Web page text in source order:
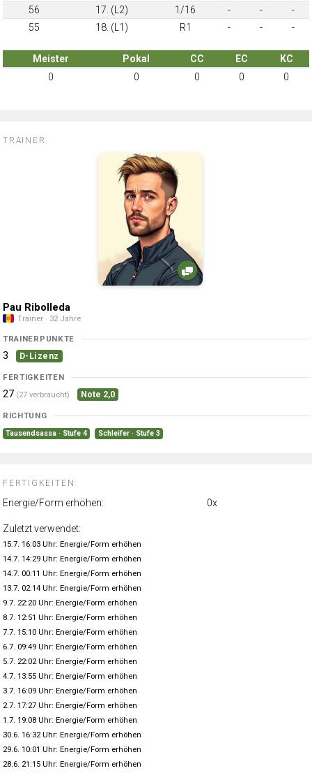
56
17. (L2) 1/16 - -
-
55
18. (L1) R1 - - -
Meister Pokal CC EC
KC
0
0 0 0 0
TRAINER:
Pau Ribolleda
Trainer · 32 Jahre
TRAINERPUNKTE
3 D-Lizenz
FERTIGKEITEN
27 (27 verbraucht) Note 2,0
RICHTUNG
Tausendsassa · Stufe 4 Schleifer · Stufe 3
FERTIGKEITEN:
Energie/Form erhöhen: 0x
Zuletzt verwendet:
15.7. 16:03 Uhr: Energie/Form erhöhen
14.7. 14:29 Uhr: Energie/Form erhöhen
14.7. 00:11 Uhr: Energie/Form erhöhen
13.7. 02:14 Uhr: Energie/Form erhöhen
9.7. 22:20 Uhr: Energie/Form erhöhen
8.7. 12:51 Uhr: Energie/Form erhöhen
7.7. 15:10 Uhr: Energie/Form erhöhen
6.7. 09:49 Uhr: Energie/Form erhöhen
5.7. 22:02 Uhr: Energie/Form erhöhen
4.7. 13:55 Uhr: Energie/Form erhöhen
3.7. 16:09 Uhr: Energie/Form erhöhen
2.7. 17:27 Uhr: Energie/Form erhöhen
1.7. 19:08 Uhr: Energie/Form erhöhen
30.6. 16:32 Uhr: Energie/Form erhöhen
29.6. 10:01 Uhr: Energie/Form erhöhen
28.6. 21:15 Uhr: Energie/Form erhöhen